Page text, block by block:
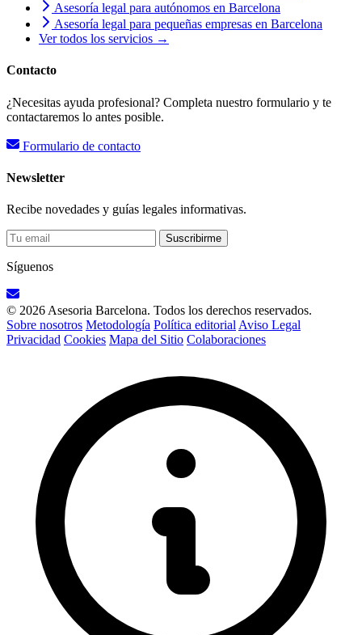
Asesoría legal para autónomos en Barcelona
Asesoría legal para pequeñas empresas en Barcelona
Ver todos los servicios →
Contacto
¿Necesitas ayuda profesional? Completa nuestro formulario y te
contactaremos lo antes posible.
Formulario de contacto
Newsletter
Recibe novedades y guías legales informativas.
Suscribirme
Síguenos
© 2026 Asesoria Barcelona. Todos los derechos reservados.
Sobre nosotros Metodología Política editorial Aviso Legal
Privacidad Cookies Mapa del Sitio Colaboraciones